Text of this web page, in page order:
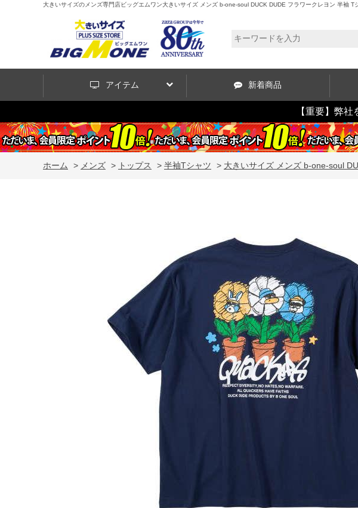
大きいサイズのメンズ専門店ビッグエムワン大きいサイズ メンズ b-one-soul DUCK DUDE フラワークレヨン 半袖
アイテム 新着商品
【重要】弊
ホーム > メンズ > トップス > 半袖Tシャツ > 大きいサイズ メンズ b-one-soul